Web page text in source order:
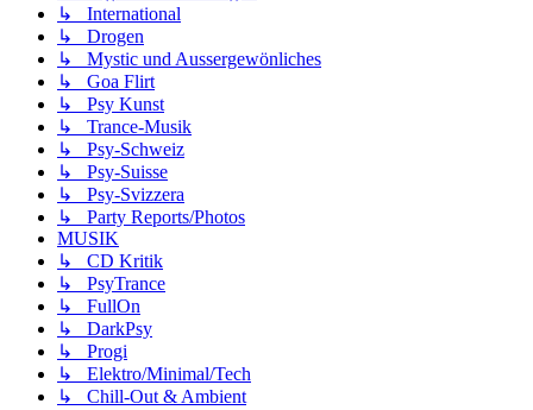
↳ International
↳ Drogen
↳ Mystic und Aussergewönliches
↳ Goa Flirt
↳ Psy Kunst
↳ Trance-Musik
↳ Psy-Schweiz
↳ Psy-Suisse
↳ Psy-Svizzera
↳ Party Reports/Photos
MUSIK
↳ CD Kritik
↳ PsyTrance
↳ FullOn
↳ DarkPsy
↳ Progi
↳ Elektro/Minimal/Tech
↳ Chill-Out & Ambient